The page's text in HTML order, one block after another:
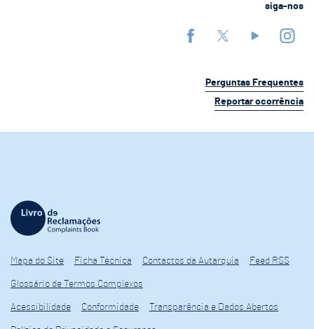
siga-nos
Perguntas Frequentes
Reportar ocorrência
Mapa do Site Ficha Técnica Contactos da Autarquia Feed RSS
Glossário de Termos Complexos
Acessibilidade Conformidade Transparência e Dados Abertos